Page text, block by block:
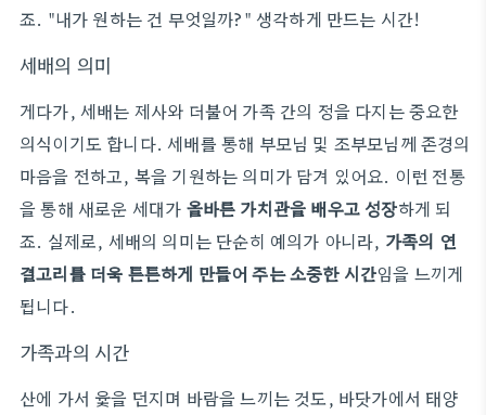
죠. "내가 원하는 건 무엇일까?" 생각하게 만드는 시간!
세배의 의미
게다가, 세배는 제사와 더불어 가족 간의 정을 다지는 중요한
의식이기도 합니다. 세배를 통해 부모님 및 조부모님께 존경의
마음을 전하고, 복을 기원하는 의미가 담겨 있어요. 이런 전통
을 통해 새로운 세대가 올바른 가치관을 배우고 성장하게 되
죠. 실제로, 세배의 의미는 단순히 예의가 아니라, 가족의 연
결고리를 더욱 튼튼하게 만들어 주는 소중한 시간임을 느끼게
됩니다.
가족과의 시간
산에 가서 윷을 던지며 바람을 느끼는 것도, 바닷가에서 태양